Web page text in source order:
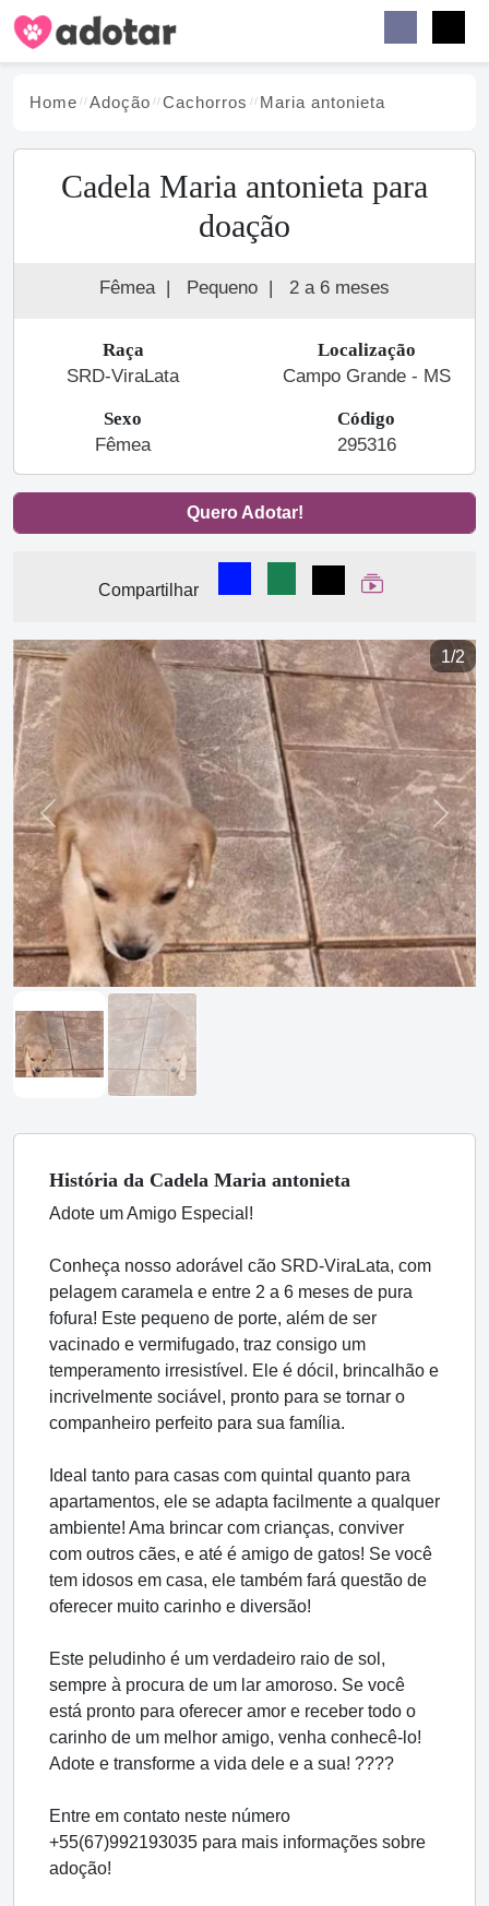
Home Adoção Cachorros Maria antonieta
Cadela Maria antonieta para
doação
Fêmea | Pequeno | 2 a 6 meses
Raça
SRD-ViraLata
Localização
Campo Grande - MS
Sexo
Fêmea
Código
295316
Quero Adotar!
Compartilhar
Compartilhar no Facebook
Compartilhar no
Compartilhar
Ver Web Story
1/2
Previous Next
História da Cadela Maria antonieta
Adote um Amigo Especial!
Conheça nosso adorável cão SRD-ViraLata, com
pelagem caramela e entre 2 a 6 meses de pura
fofura! Este pequeno de porte, além de ser
vacinado e vermifugado, traz consigo um
temperamento irresistível. Ele é dócil, brincalhão e
incrivelmente sociável, pronto para se tornar o
companheiro perfeito para sua família.
Ideal tanto para casas com quintal quanto para
apartamentos, ele se adapta facilmente a qualquer
ambiente! Ama brincar com crianças, conviver
com outros cães, e até é amigo de gatos! Se você
tem idosos em casa, ele também fará questão de
oferecer muito carinho e diversão!
Este peludinho é um verdadeiro raio de sol,
sempre à procura de um lar amoroso. Se você
está pronto para oferecer amor e receber todo o
carinho de um melhor amigo, venha conhecê-lo!
Adote e transforme a vida dele e a sua! ????
Entre em contato neste número
+55(67)992193035 para mais informações sobre
adoção!